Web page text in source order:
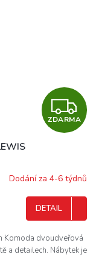
Z
D
R
A
ZDARMA
Dodání za 4-6 týdnů
DETAIL
Komoda dvoudveřová
a detailech. Nábytek je